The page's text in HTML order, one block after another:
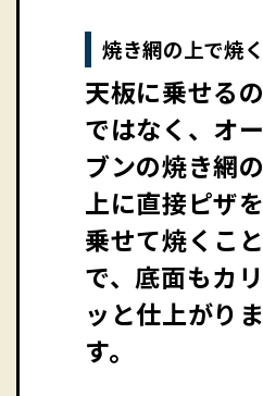
焼き網の上で焼く
天板に乗せるの
ではなく、オー
ブンの焼き網の
上に直接ピザを
乗せて焼くこと
で、底面もカリ
ッと仕上がりま
す。